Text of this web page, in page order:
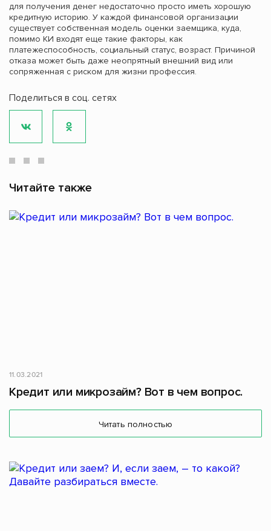
для получения денег недостаточно просто иметь хорошую
кредитную историю. У каждой финансовой организации
существует собственная модель оценки заемщика, куда,
помимо КИ входят еще такие факторы, как
платежеспособность, социальный статус, возраст. Причиной
отказа может быть даже неопрятный внешний вид или
сопряженная с риском для жизни профессия.
Поделиться в соц. сетях
Читайте также
11.03.2021
Кредит или микрозайм? Вот в чем вопрос.
Читать полностью